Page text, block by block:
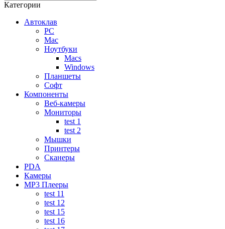
Категории
Автоклав
PC
Mac
Ноутбуки
Macs
Windows
Планшеты
Софт
Компоненты
Веб-камеры
Мониторы
test 1
test 2
Мышки
Принтеры
Сканеры
PDA
Камеры
MP3 Плееры
test 11
test 12
test 15
test 16